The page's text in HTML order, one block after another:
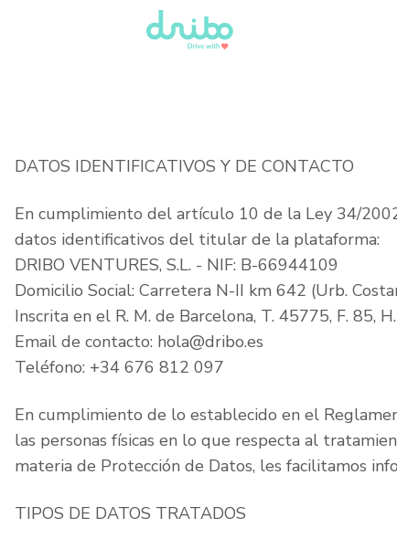
DATOS IDENTIFICATIVOS Y DE CONTACTO
En cumplimiento del artículo 10 de la Ley 34/
datos identificativos del titular de la plataforma:
DRIBO VENTURES, S.L. - NIF: B-66944109
Domicilio Social: Carretera N-II km 642 (Urb.
Inscrita en el R. M. de Barcelona, T. 45775, F. 85,
Email de contacto: hola@dribo.es
Teléfono: +34 676 812 097
En cumplimiento de lo establecido en el
las personas físicas en lo que respecta al
materia de Protección de Datos, les facilitamos
TIPOS DE DATOS TRATADOS